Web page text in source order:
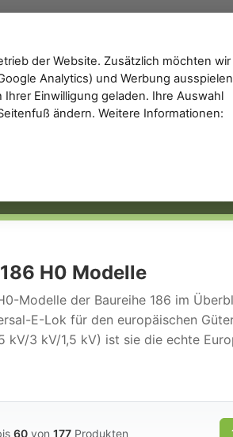
H0 Modelle
Modelle der Baureihe 186 im
E-Lok für den europäischen
kV/3 kV/1,5 kV) ist sie die echte
60 von 177 Produkten
der Website. Zusätzlich möchten wir
Analytics) und Werbung ausspielen
Einwilligung geladen. Ihre Auswahl
ändern. Weitere Informationen: